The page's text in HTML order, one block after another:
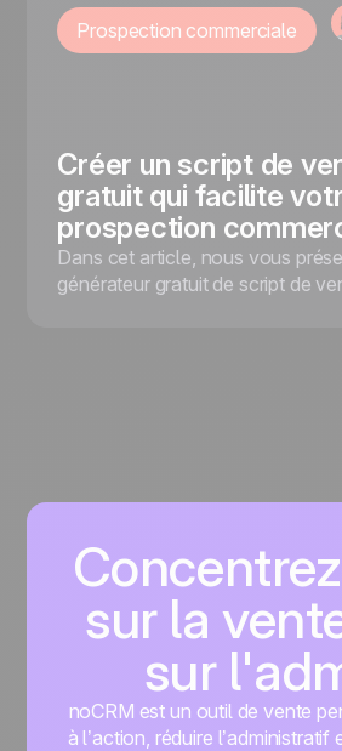
Prospection commerciale
Créer un script de
gratuit qui facilite
prospection
Dans cet article, nous vous
générateur gratuit de script de
sur la
sur
noCRM est un outil de vente
à l’action, réduire l’administratif